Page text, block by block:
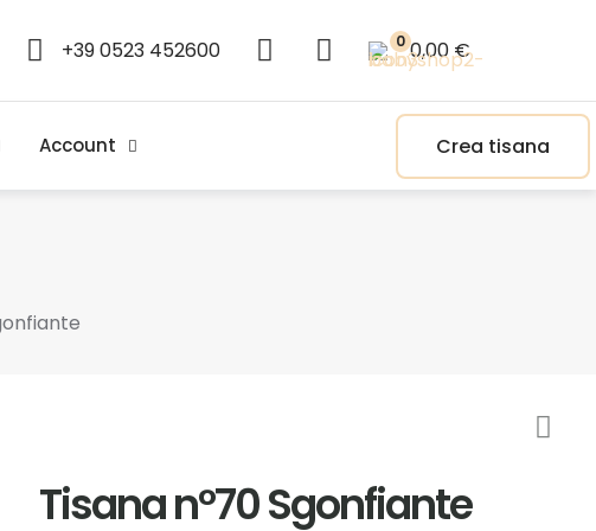
+39 0523 452600 0 0,00 €
Account Crea tisana
Tisana n°70 Sgonfiante